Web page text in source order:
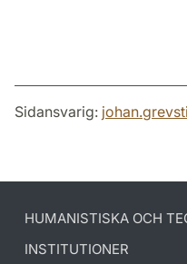
Sidansvarig:
HUMANISTISKA OCH
INSTITUTIONER